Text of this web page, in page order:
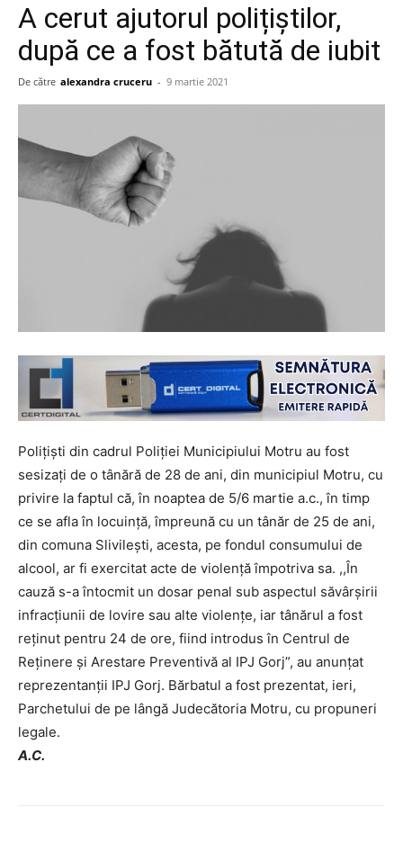
A cerut ajutorul polițiștilor,
după ce a fost bătută de iubit
De către alexandra cruceru - 9 martie 2021
Polițiști din cadrul Poliţiei Municipiului Motru au fost
sesizaţi de o tânără de 28 de ani, din municipiul Motru, cu
privire la faptul că, în noaptea de 5/6 martie a.c., în timp
ce se afla în locuinţă, împreună cu un tânăr de 25 de ani,
din comuna Slivileşti, acesta, pe fondul consumului de
alcool, ar fi exercitat acte de violență împotriva sa. ,,În
cauză s-a întocmit un dosar penal sub aspectul săvârșirii
infracţiunii de lovire sau alte violenţe, iar tânărul a fost
reținut pentru 24 de ore, fiind introdus în Centrul de
Reținere și Arestare Preventivă al IPJ Gorj”, au anunțat
reprezentanții IPJ Gorj. Bărbatul a fost prezentat, ieri,
Parchetului de pe lângă Judecătoria Motru, cu propuneri
legale.
A.C.